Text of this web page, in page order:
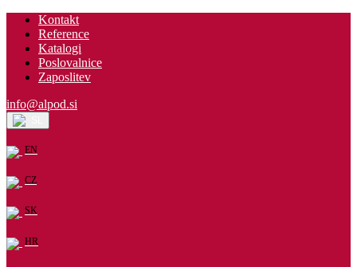
Kontakt
Reference
Katalogi
Poslovalnice
Zaposlitev
info@alpod.si
EN
CZ
SK
HR